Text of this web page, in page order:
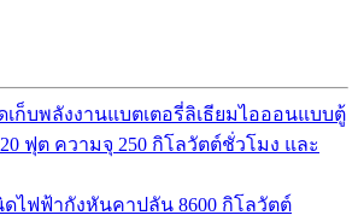
เก็บพลังงานแบตเตอรี่ลิเธียมไอออนแบบตู้
ฟุต ความจุ 250 กิโลวัตต์ชั่วโมง และ
ดไฟฟ้ากังหันคาปลัน 8600 กิโลวัตต์